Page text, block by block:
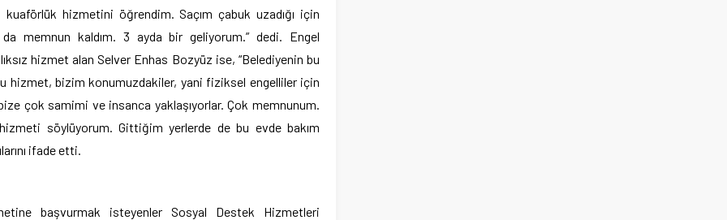
hizmetini öğrendim. Saçım çabuk uzadığı için
memnun kaldım. 3 ayda bir geliyorum.” dedi. Engel
hizmet alan Selver Enhas Bozyüz ise, “Belediyenin bu
hizmet, bizim konumuzdakiler, yani fiziksel engelliler için
çok samimi ve insanca yaklaşıyorlar. Çok memnunum.
söylüyorum. Gittiğim yerlerde de bu evde bakım
ifade etti.
başvurmak isteyenler Sosyal Destek Hizmetleri